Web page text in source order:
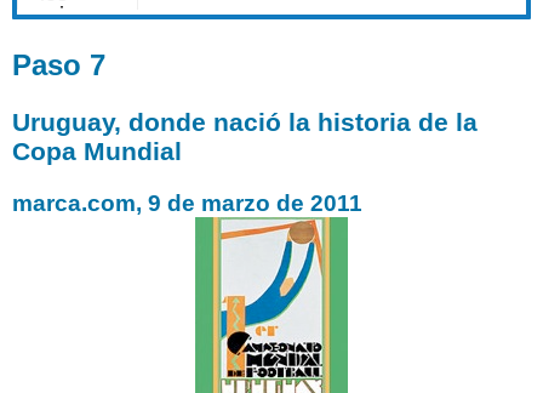
Paso 7
Uruguay, donde nació la historia de la
Copa Mundial
marca.com, 9 de marzo de 2011